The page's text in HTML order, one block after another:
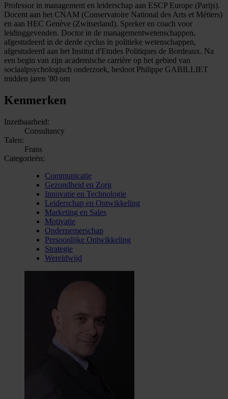
Professor in management en leiderschap aan ESCP Europe (Parijs).
Docent aan het CNAM (Conservatoire National des Arts et Métiers)
en aan HEC Genève (Zwitserland). Spreker en coach voor
leidinggevenden. Doctor in de managementwetenschappen,
afgestudeerd in de derde cyclus in politieke wetenschappen,
afgestudeerd aan het Institut d'Etudes Politiques de Bordeaux. Na
een begin van zijn academische carrière op het gebied van
sociaalpsychologisch onderzoek, besloot Philippe GABILLIET
midden jaren '80 om
Kenmerken
Inzetbaarheid:
Consultancy
Talen:
Frans
Categorieën:
Communicatie
Gezondheid en Zorg
Innovatie en Technologie
Leiderschap en Ontwikkeling
Marketing en Sales
Motivatie
Ondernemerschap
Persoonlijke Ontwikkeling
Strategie
Wereldwijd